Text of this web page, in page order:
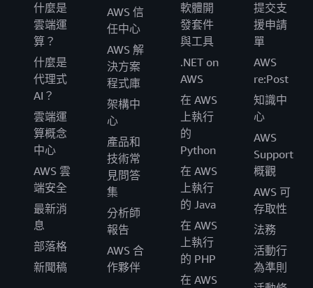
什麼是
雲端運
算？
什麼是
代理式
AI？
雲端運
算概念
中心
AWS 雲
端安全
最新消
息
部落格
新聞稿
AWS 信
任中心
AWS 解
決方案
程式庫
架構中
心
產品和
技術常
見問答
集
分析師
報告
AWS 合
作夥伴
軟體開
發套件
與工具
.NET on
AWS
在 AWS
上執行
的
Python
在 AWS
上執行
的 Java
在 AWS
上執行
的 PHP
在 AWS
提交支
援申請
單
AWS
re:Post
知識中
心
AWS
Support
概觀
AWS 可
存取性
法務
活動行
為準則